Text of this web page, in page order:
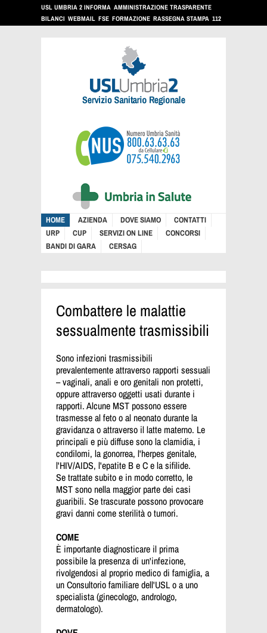
USL UMBRIA 2 INFORMA AMMINISTRAZIONE TRASPARENTE
BILANCI WEBMAIL FSE FORMAZIONE RASSEGNA STAMPA 112
HOME AZIENDA DOVE SIAMO
CONTATTI
URP
CUP SERVIZI ON LINE
CONCORSI
BANDI DI GARA
CERSAG
Combattere le malattie
sessualmente trasmissibili
Sono infezioni trasmissibili
prevalentemente attraverso rapporti sessuali
– vaginali, anali e oro genitali non protetti,
oppure attraverso oggetti usati durante i
rapporti. Alcune MST possono essere
trasmesse al feto o al neonato durante la
gravidanza o attraverso il latte materno. Le
principali e più diffuse sono la clamidia, i
condilomi, la gonorrea, l'herpes genitale,
l'HIV/AIDS, l'epatite B e C e la sifilide.
Se trattate subito e in modo corretto, le
MST sono nella maggior parte dei casi
guaribili. Se trascurate possono provocare
gravi danni come sterilità o tumori.
COME
È importante diagnosticare il prima
possibile la presenza di un'infezione,
rivolgendosi al proprio medico di famiglia, a
un Consultorio familiare dell'USL o a uno
specialista (ginecologo, andrologo,
dermatologo).